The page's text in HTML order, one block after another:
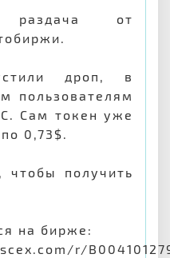
раздача от
дроп, в
пользователям
Сам токен уже
0,73$.
чтобы получить
на бирже:
r/